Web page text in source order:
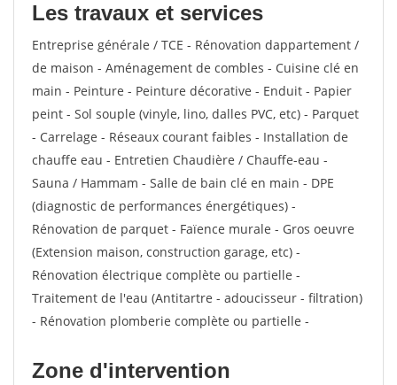
Les travaux et services
Entreprise générale / TCE - Rénovation dappartement /
de maison - Aménagement de combles - Cuisine clé en
main - Peinture - Peinture décorative - Enduit - Papier
peint - Sol souple (vinyle, lino, dalles PVC, etc) - Parquet
- Carrelage - Réseaux courant faibles - Installation de
chauffe eau - Entretien Chaudière / Chauffe-eau -
Sauna / Hammam - Salle de bain clé en main - DPE
(diagnostic de performances énergétiques) -
Rénovation de parquet - Faïence murale - Gros oeuvre
(Extension maison, construction garage, etc) -
Rénovation électrique complète ou partielle -
Traitement de l'eau (Antitartre - adoucisseur - filtration)
- Rénovation plomberie complète ou partielle -
Zone d'intervention